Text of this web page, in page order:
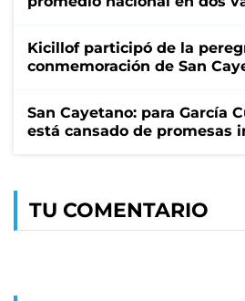
Kicillof participó de la
conmemoración de San
San Cayetano: para García
está cansado de promesas
TU COMENTARIO